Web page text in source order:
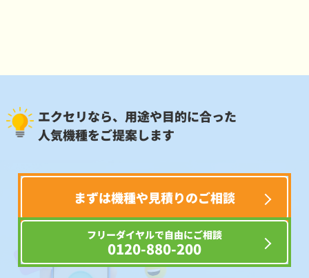
エクセリなら、用途や目的に合った
人気機種をご提案します
まずは機種や見積りのご相談
フリーダイヤルで自由にご相談
0120-880-200